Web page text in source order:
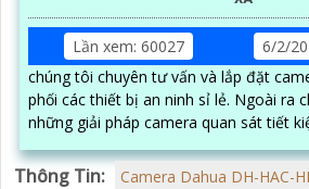
Lần xem: 60027
6/2/
chúng tôi chuyên tư vấn và lắp đặt
phối các thiết bị an ninh sỉ lẻ. Ngoài ra
những giải pháp camera quan sát tiết
Thông Tin:
Camera Dahua DH-HAC-